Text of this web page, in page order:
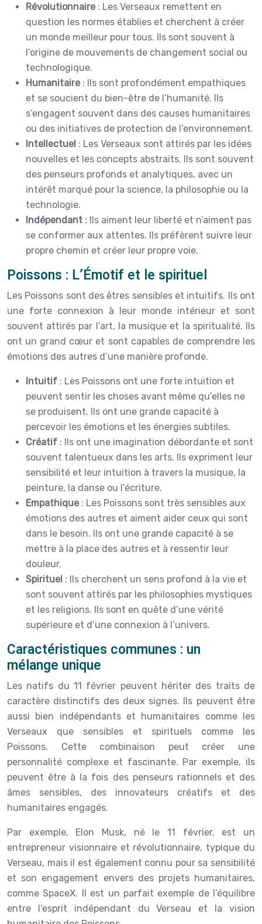
Révolutionnaire : Les Verseaux remettent en
question les normes établies et cherchent à créer
un monde meilleur pour tous. Ils sont souvent à
l’origine de mouvements de changement social ou
technologique.
Humanitaire : Ils sont profondément empathiques
et se soucient du bien-être de l’humanité. Ils
s’engagent souvent dans des causes humanitaires
ou des initiatives de protection de l’environnement.
Intellectuel : Les Verseaux sont attirés par les idées
nouvelles et les concepts abstraits. Ils sont souvent
des penseurs profonds et analytiques, avec un
intérêt marqué pour la science, la philosophie ou la
technologie.
Indépendant : Ils aiment leur liberté et n’aiment pas
se conformer aux attentes. Ils préfèrent suivre leur
propre chemin et créer leur propre voie.
Poissons : L’Émotif et le spirituel
Les Poissons sont des êtres sensibles et intuitifs. Ils ont
une forte connexion à leur monde intérieur et sont
souvent attirés par l’art, la musique et la spiritualité. Ils
ont un grand cœur et sont capables de comprendre les
émotions des autres d’une manière profonde.
Intuitif : Les Poissons ont une forte intuition et
peuvent sentir les choses avant même qu’elles ne
se produisent. Ils ont une grande capacité à
percevoir les émotions et les énergies subtiles.
Créatif : Ils ont une imagination débordante et sont
souvent talentueux dans les arts. Ils expriment leur
sensibilité et leur intuition à travers la musique, la
peinture, la danse ou l’écriture.
Empathique : Les Poissons sont très sensibles aux
émotions des autres et aiment aider ceux qui sont
dans le besoin. Ils ont une grande capacité à se
mettre à la place des autres et à ressentir leur
douleur.
Spirituel : Ils cherchent un sens profond à la vie et
sont souvent attirés par les philosophies mystiques
et les religions. Ils sont en quête d’une vérité
supérieure et d’une connexion à l’univers.
Caractéristiques communes : un
mélange unique
Les natifs du 11 février peuvent hériter des traits de
caractère distinctifs des deux signes. Ils peuvent être
aussi bien indépendants et humanitaires comme les
Verseaux que sensibles et spirituels comme les
Poissons. Cette combinaison peut créer une
personnalité complexe et fascinante. Par exemple, ils
peuvent être à la fois des penseurs rationnels et des
âmes sensibles, des innovateurs créatifs et des
humanitaires engagés.
Par exemple, Elon Musk, né le 11 février, est un
entrepreneur visionnaire et révolutionnaire, typique du
Verseau, mais il est également connu pour sa sensibilité
et son engagement envers des projets humanitaires,
comme SpaceX. Il est un parfait exemple de l’équilibre
entre l’esprit indépendant du Verseau et la vision